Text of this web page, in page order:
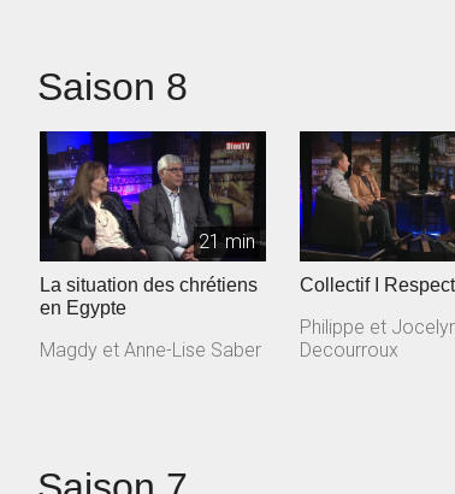
Saison 8
21 min
La situation des chrétiens
en Egypte
Magdy et Anne-Lise Saber
Collectif I
Philippe et
Decourroux